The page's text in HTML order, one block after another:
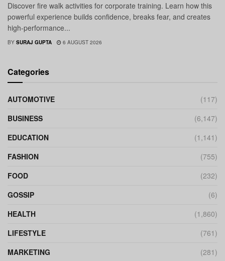
Discover fire walk activities for corporate training. Learn how this
powerful experience builds confidence, breaks fear, and creates
high-performance...
BY SURAJ GUPTA 6 AUGUST 2026
Categories
AUTOMOTIVE
(117)
BUSINESS
(6,147)
EDUCATION
(1,141)
FASHION
(755)
FOOD
(232)
GOSSIP
(6)
HEALTH
(1,860)
LIFESTYLE
(761)
MARKETING
(281)